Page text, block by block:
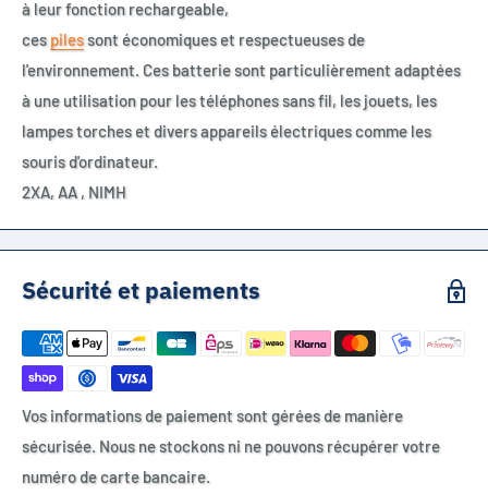
à leur fonction rechargeable,
cespilessont économiques et respectueuses de
l'environnement. Ces batterie sont particulièrement adaptées
à une utilisation pour les téléphones sans fil, les jouets, les
lampes torches et divers appareils électriques comme les
souris d'ordinateur.
2XA, AA , NIMH
Sécurité et paiements
Vos informations de paiement sont gérées de manière
sécurisée. Nous ne stockons ni ne pouvons récupérer votre
numéro de carte bancaire.